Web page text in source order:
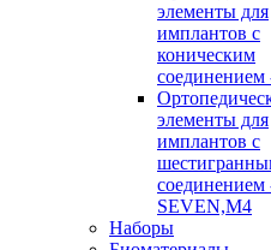
элементы для
имплантов с
коническим
элементы для
имплантов с
соединением
SEVEN,M4
Наборы